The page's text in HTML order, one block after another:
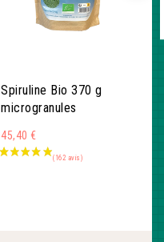
Spiruline Bio 370 g
microgranules
45,40 €